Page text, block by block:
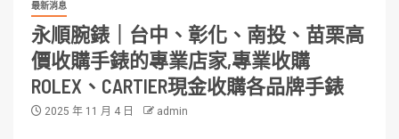
最新消息
永順腕錶｜台中、彰化、南投、苗栗高
價收購手錶的專業店家,專業收購
ROLEX、CARTIER現金收購各品牌手錶
2025 年 11 月 4 日 admin